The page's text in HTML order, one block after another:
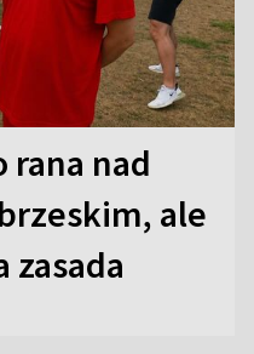
rana nad
ale
zasada